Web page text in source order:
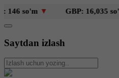
so'm▼ GBP: 16,035 so'm
Saytdan izlash